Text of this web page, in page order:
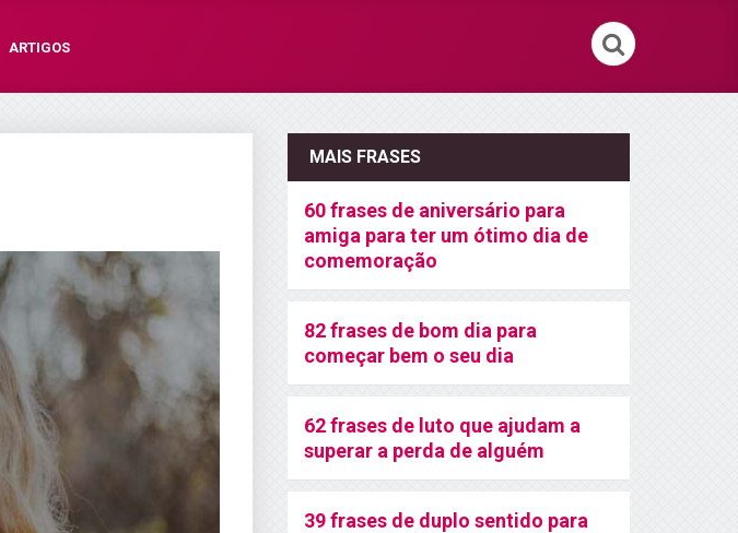
ARTIGOS
MAIS FRASES
60 frases de aniversário para
amiga para ter um ótimo dia de
comemoração
82 frases de bom dia para
começar bem o seu dia
62 frases de luto que ajudam a
superar a perda de alguém
39 frases de duplo sentido para